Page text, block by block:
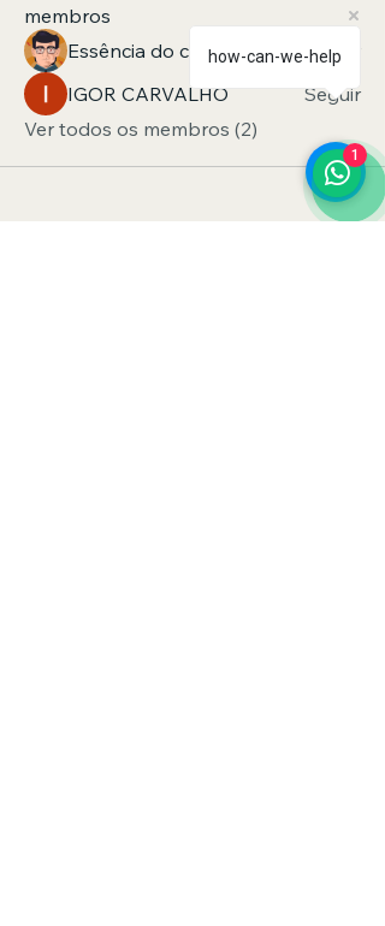
membros
Essência do cuidar Home Care
Seguir
IGOR CARVALHO
Seguir
Ver todos os membros (2)
how-can-we-help
1